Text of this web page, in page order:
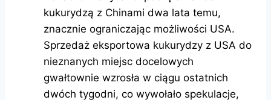
kukurydzą z Chinami dwa lata temu,
znacznie ograniczając możliwości USA.
Sprzedaż eksportowa kukurydzy z USA do
nieznanych miejsc docelowych
gwałtownie wzrosła w ciągu ostatnich
dwóch tygodni, co wywołało spekulacje,